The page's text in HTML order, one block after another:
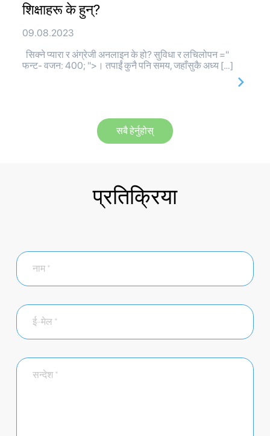
शिक्षाहरू के हुन्?
09.08.2023
सिक्ने प्यारा र अंग्रेजी अनलाइन के हो? सुविधा र लचिलोपन ="
फन्ट- वजन: 400; ">। तपाईं कुनै पनि समय, जहाँसुकै अध्य […]
सबै हेर्नुहोस्
प्रतिक्रिया